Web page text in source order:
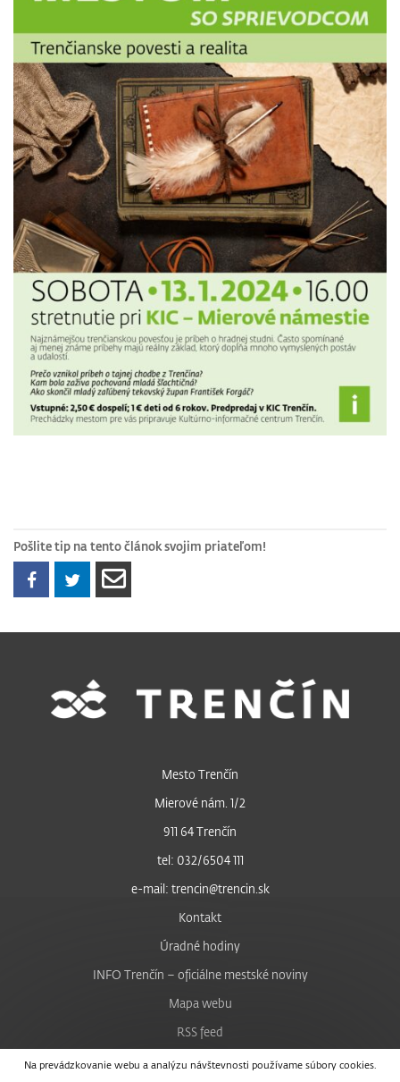
Pošlite tip na tento článok svojim priateľom!
Na prevádzkovanie webu a analýzu návštevnosti používame súbory cookies.
Mesto Trenčín
Mierové nám. 1/2
911 64 Trenčín
tel: 032/6504 111
e-mail: trencin@trencin.sk
Kontakt
Úradné hodiny
INFO Trenčín – oficiálne mestské noviny
Mapa webu
RSS feed
Nastavenie cookies